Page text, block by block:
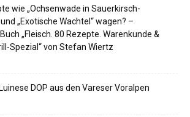
wie „Ochsenwade in Sauerkirsch-
„Exotische Wachtel“ wagen? –
„Fleisch. 80 Rezepte. Warenkunde &
Spezial“ von Stefan Wiertz
DOP aus den Vareser Voralpen